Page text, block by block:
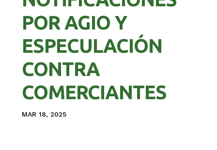
POR AGIO Y
ESPECULACIÓN
CONTRA
COMERCIANTES
MAR 18, 2025